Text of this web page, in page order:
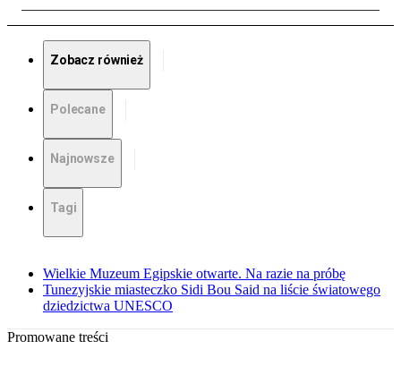
Zobacz również
Polecane
Najnowsze
Tagi
Wielkie Muzeum Egipskie otwarte. Na razie na próbę
Tunezyjskie miasteczko Sidi Bou Said na liście światowego
dziedzictwa UNESCO
Promowane treści